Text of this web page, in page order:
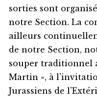
sorties sont
notre Section. La
ailleurs
de notre Section,
souper traditionnel
Martin », à
Jurassiens de